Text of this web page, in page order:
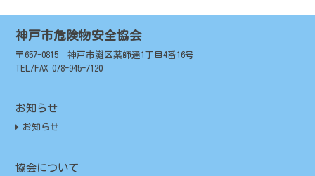
神戸市危険物安全協会
〒657-0815 神戸市灘区薬師通1丁目4番16号
TEL/FAX 078-945-7120
お知らせ
お知らせ
協会について